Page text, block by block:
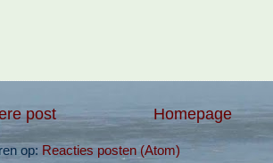
post Homepage
op: Reacties posten (Atom)